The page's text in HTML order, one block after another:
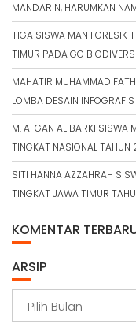
MANDARIN, HARUMKAN
TIGA SISWA MAN 1 GRESIK
TIMUR PADA GG
MAHATIR MUHAMMAD
LOMBA DESAIN
M. AFGAN AL BARKI SISWA
TINGKAT NASIONAL
SITI HANNA AZZAHRAH
TINGKAT JAWA TIMUR
KOMENTAR
ARSIP